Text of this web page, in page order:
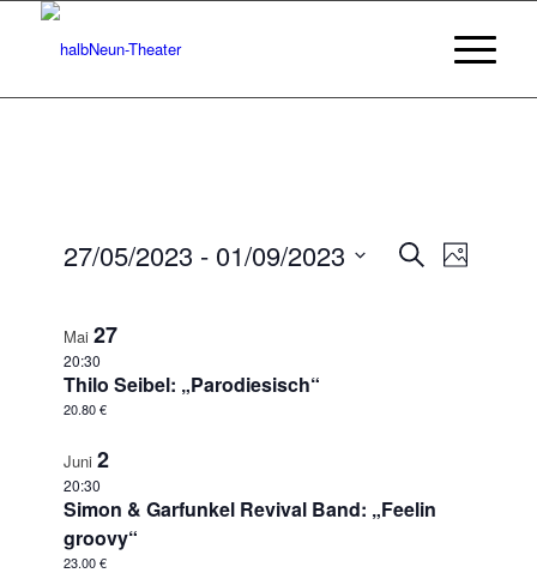
SucheFoto
27/05/2023 - 01/09/2023
Mai27
20:30
Thilo Seibel: „Parodiesisch“
20.80 €
Juni2
20:30
Simon & Garfunkel Revival Band: „Feelin
groovy“
23.00 €